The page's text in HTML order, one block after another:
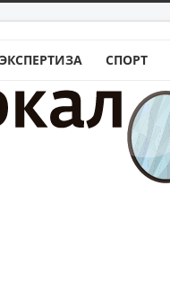
ЭКСПЕРТИЗА СПОРТ